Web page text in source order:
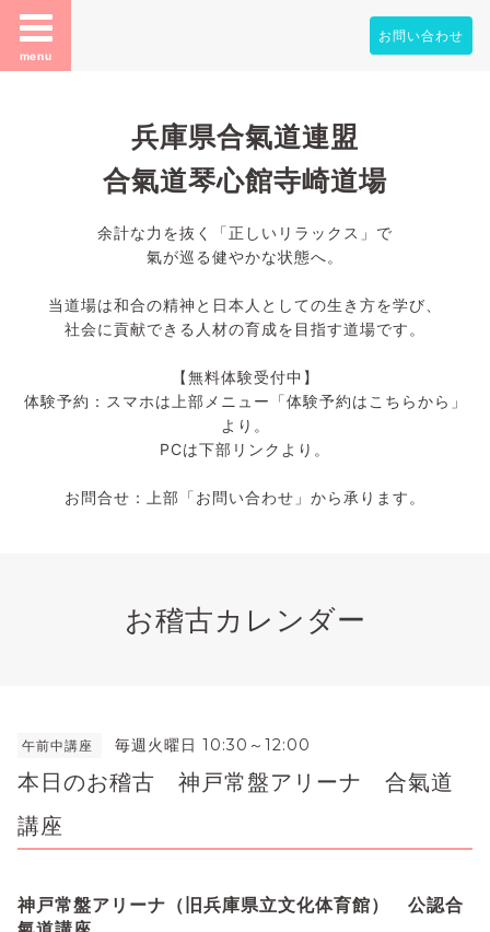
menu
お問い合わせ
兵庫県合氣道連盟
合氣道琴心館寺崎道場
余計な力を抜く「正しいリラックス」で
氣が巡る健やかな状態へ。
当道場は和合の精神と日本人としての生き方を学び、
社会に貢献できる人材の育成を目指す道場です。
【無料体験受付中】
体験予約：スマホは上部メニュー「体験予約はこちらから」
より。
PCは下部リンクより。
お問合せ：上部「お問い合わせ」から承ります。
お稽古カレンダー
午前中講座 毎週火曜日 10:30～12:00
本日のお稽古 神戸常盤アリーナ 合氣道
講座
神戸常盤アリーナ（旧兵庫県立文化体育館） 公認合